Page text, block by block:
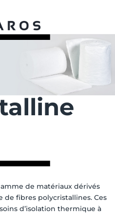
de matériaux dérivés
de fibres polycristallines. Ces
d’isolation thermique à